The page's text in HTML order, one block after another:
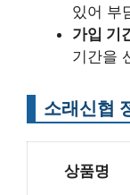
있어 부
가입 기
기간을
소래신협
상품명